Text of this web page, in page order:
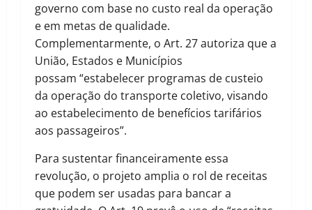
governo com base no custo real da operação
e em metas de qualidade.
Complementarmente, o Art. 27 autoriza que a
União, Estados e Municípios
possam “estabelecer programas de custeio
da operação do transporte coletivo, visando
ao estabelecimento de benefícios tarifários
aos passageiros”.
Para sustentar financeiramente essa
revolução, o projeto amplia o rol de receitas
que podem ser usadas para bancar a